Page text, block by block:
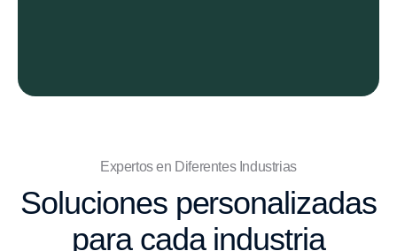
Expertos en Diferentes Industrias
Soluciones personalizadas
para cada industria